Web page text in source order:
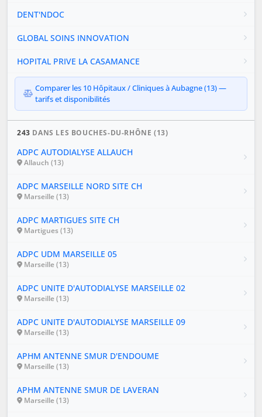
DENT'NDOC
GLOBAL SOINS INNOVATION
HOPITAL PRIVE LA CASAMANCE
Comparer les 10 Hôpitaux / Cliniques à Aubagne (13) —
tarifs et disponibilités
243 DANS LES BOUCHES-DU-RHÔNE (13)
ADPC AUTODIALYSE ALLAUCH
Allauch (13)
ADPC MARSEILLE NORD SITE CH
Marseille (13)
ADPC MARTIGUES SITE CH
Martigues (13)
ADPC UDM MARSEILLE 05
Marseille (13)
ADPC UNITE D'AUTODIALYSE MARSEILLE 02
Marseille (13)
ADPC UNITE D'AUTODIALYSE MARSEILLE 09
Marseille (13)
APHM ANTENNE SMUR D'ENDOUME
Marseille (13)
APHM ANTENNE SMUR DE LAVERAN
Marseille (13)